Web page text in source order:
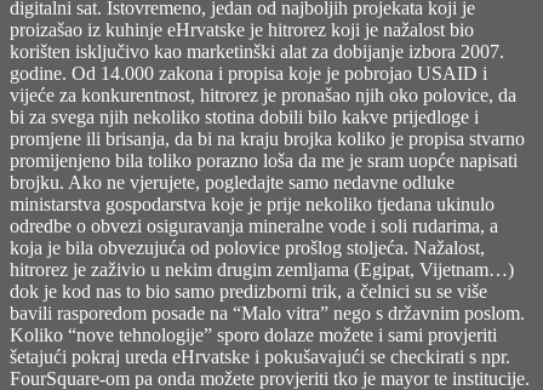
digitalni sat. Istovremeno, jedan od najboljih projekata koji je
proizašao iz kuhinje eHrvatske je hitrorez koji je nažalost bio
korišten isključivo kao marketinški alat za dobijanje izbora 2007.
godine. Od 14.000 zakona i propisa koje je pobrojao USAID i
vijeće za konkurentnost, hitrorez je pronašao njih oko polovice, da
bi za svega njih nekoliko stotina dobili bilo kakve prijedloge i
promjene ili brisanja, da bi na kraju brojka koliko je propisa stvarno
promijenjeno bila toliko porazno loša da me je sram uopće napisati
brojku. Ako ne vjerujete, pogledajte samo nedavne odluke
ministarstva gospodarstva koje je prije nekoliko tjedana ukinulo
odredbe o obvezi osiguravanja mineralne vode i soli rudarima, a
koja je bila obvezujuća od polovice prošlog stoljeća. Nažalost,
hitrorez je zaživio u nekim drugim zemljama (Egipat, Vijetnam…)
dok je kod nas to bio samo predizborni trik, a čelnici su se više
bavili rasporedom posade na “Malo vitra” nego s državnim poslom.
Koliko “nove tehnologije” sporo dolaze možete i sami provjeriti
šetajući pokraj ureda eHrvatske i pokušavajući se checkirati s npr.
FourSquare-om pa onda možete provjeriti tko je mayor te institucije.